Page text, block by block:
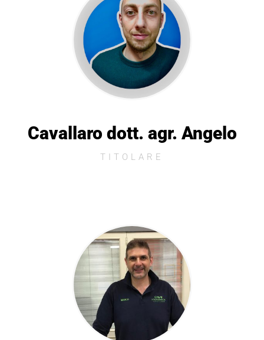
Cavallaro dott. agr. Angelo
TITOLARE